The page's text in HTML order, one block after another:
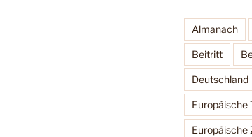
Almanach
Beitritt
Deutschland
Europäische
Europäische